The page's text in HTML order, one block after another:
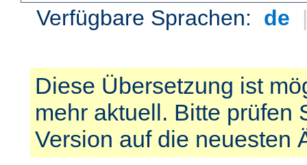
Verfügbare Sprachen: de
Diese Übersetzung ist
mehr aktuell. Bitte prüfen
Version auf die neuesten